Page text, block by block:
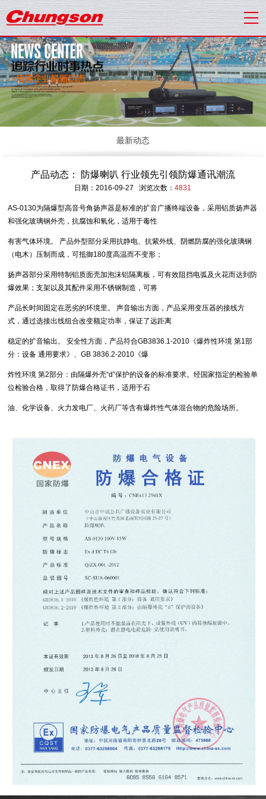
最新动态
产品动态： 防爆喇叭 行业领先引领防爆通讯潮流
日期：2016-09-27 浏览次数：4831
AS-0130为隔爆型高音号角扬声器是标准的扩音广播终端设备，采用铝质扬声器
和强化玻璃钢外壳，抗腐蚀和氧化，适用于毒性
有害气体环境。 产品外型部分采用抗静电、抗紫外线、阴燃防腐的强化玻璃钢
（电木）压制而成，可抵御180度高温而不变形；
扬声器部分采用特制铝质面壳加泡沫铝隔离板，可有效阻挡电弧及火花而达到防
爆效果；支架以及其配件采用不锈钢制造，可将
产品长时间固定在恶劣的环境里。 声音输出方面，产品采用变压器的接线方
式，通过选接出线组合改变额定功率，保证了远距离
稳定的扩音输出。 安全性方面，产品符合GB3836.1-2010《爆炸性环境 第1部
分：设备 通用要求》、GB 3836.2-2010《爆
炸性环境 第2部分：由隔爆外壳“d”保护的设备的标准要求。经国家指定的检验单
位检验合格，取得了防爆合格证书，适用于石
油、化学设备、火力发电厂、火药厂等含有爆炸性气体混合物的危险场所。